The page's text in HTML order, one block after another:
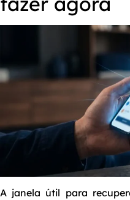
A janela útil para